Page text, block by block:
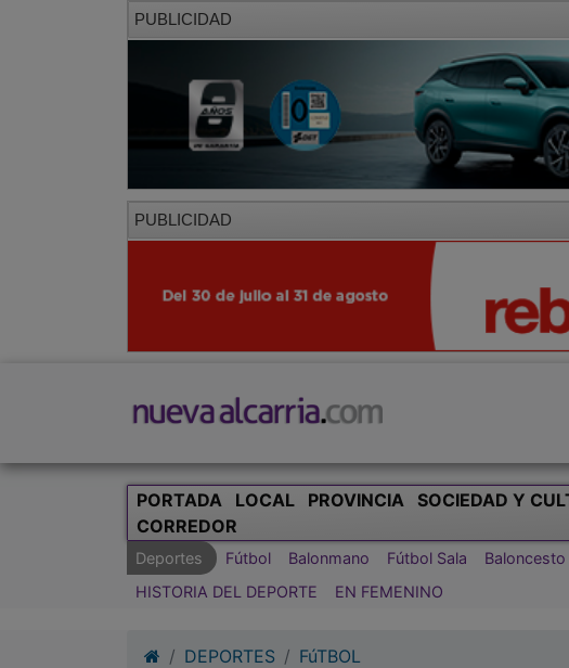
PUBLICIDAD
PUBLICIDAD
PORTADA LOCAL PROVINCIA SOCIEDAD Y
CORREDOR
Deportes Fútbol Balonmano Fútbol Sala Baloncesto
HISTORIA DEL DEPORTE
EN FEMENINO
DEPORTES FúTBOL